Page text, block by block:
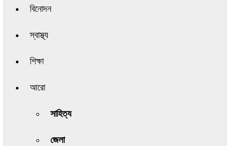
বিনোদন
স্বাস্থ্য
শিক্ষা
আরো
সাহিত্য
জেলা